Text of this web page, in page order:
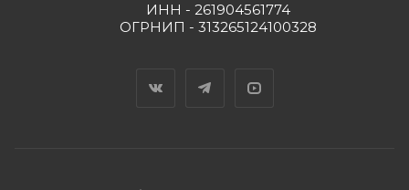
ИНН - 261904561774
ОГРНИП - 313265124100328